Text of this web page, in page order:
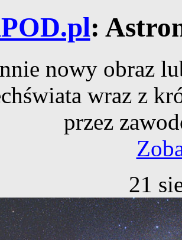
:
nowy obraz
wraz z
przez
21